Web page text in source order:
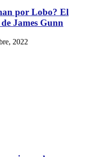
por Lobo? El
James Gunn
2022